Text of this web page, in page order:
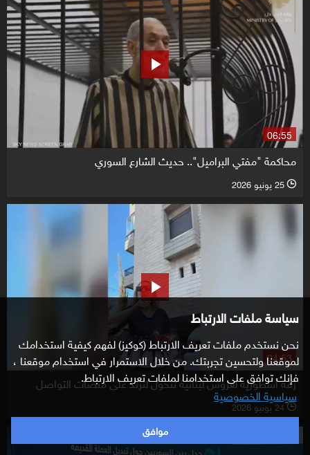
سياسة ملفات الارتباط
نحن نستخدم ملفات تعريف الارتباط (كوكيز) لفهم كيفية استخدامك
لموقعنا ولتحسين تجربتك. من خلال الاستمرار في استخدام موقعنا ،
فإنك توافق على استخدامنا لملفات تعريف الارتباط.
سياسية الخصوصية
موافق
06:55
محاكمة "مفتي البراميل".. حديث الشارع السوري
l 25 يونيو 2026
04:53
زفة أسطورية لعروس لبنانية تتحول لترند على منصات التواصل
l 24 يونيو 2026